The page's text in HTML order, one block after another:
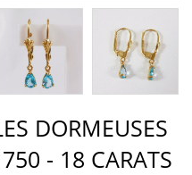
DORMEUSES
- 18 CARATS